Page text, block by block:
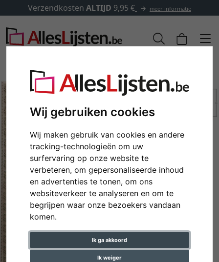
Wij gebruiken cookies
Wij maken gebruik van cookies en andere
tracking-technologieën om uw
surfervaring op onze website te
verbeteren, om gepersonaliseerde inhoud
en advertenties te tonen, om ons
websiteverkeer te analyseren en om te
begrijpen waar onze bezoekers vandaan
komen.
Ik ga akkoord
Ik weiger
Verzendkosten ALTIJD 9,95 € meer informatie
Terug